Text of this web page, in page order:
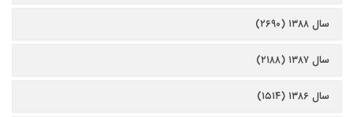
سال ۱۳۸۸ (۲۶۹۰)
سال ۱۳۸۷ (۲۱۸۸)
سال ۱۳۸۶ (۱۵۱۴)